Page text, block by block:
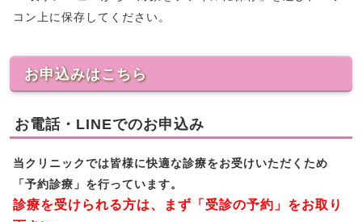
コン上に保存してください。
お申込みはこちら
お電話・LINEでのお申込み
当クリニックでは皆様に快適な診療をお受けいただくため
「予約診療」を行っています。
診療を受けられる方は、まず「受診の予約」をお取り